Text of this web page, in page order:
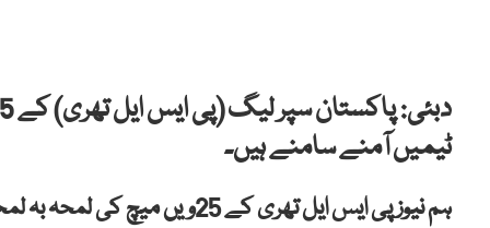
ٹیمیں آمنے سامنے ہیں۔
ہم نیوز پی ایس ایل تھری کے